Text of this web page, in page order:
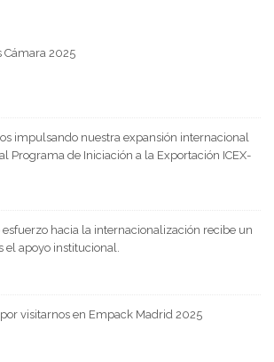
Cámara 2025
impulsando nuestra expansión internacional
Programa de Iniciación a la Exportación ICEX-
esfuerzo hacia la internacionalización recibe un
el apoyo institucional.
visitarnos en Empack Madrid 2025